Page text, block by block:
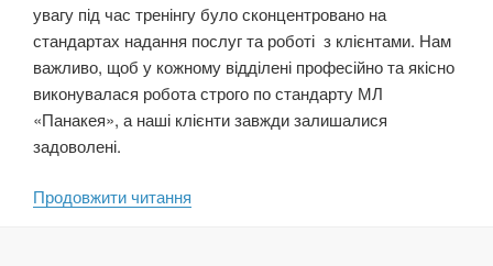
увагу під час тренінгу було сконцентровано на
стандартах надання послуг та роботі з клієнтами. Нам
важливо, щоб у кожному відділені професійно та якісно
виконувалася робота строго по стандарту МЛ
«Панакея», а наші клієнти завжди залишалися
задоволені.
Продовжити читання